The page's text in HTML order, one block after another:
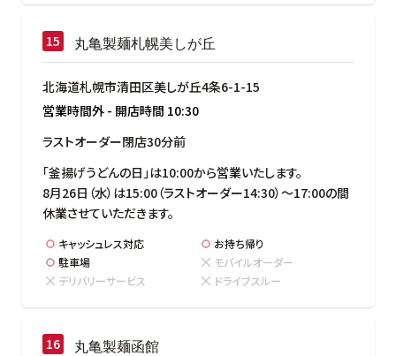
丸亀製麺札幌美しが丘
北海道札幌市清田区美しが丘4条6-1-15
営業時間外 - 開店時間 10:30
ラストオーダー閉店30分前
「釜揚げうどんの日」は10:00から営業いたします。
8月26日（水）は15:00（ラストオーダー14:30）～17:00の間
休業させていただきます。
キャッシュレス対応
お持ち帰り
駐車場
モバイルオーダー
デリバリーサービス
ドライブスルー
丸亀製麺函館